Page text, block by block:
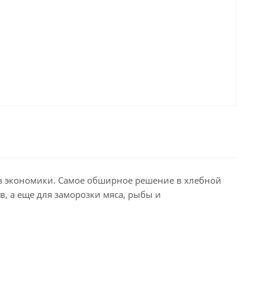
Самое обширное решение в хлебной
а еще для заморозки мяса, рыбы и